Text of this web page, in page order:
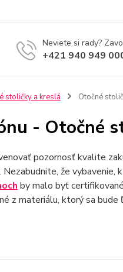
Neviete si rady?
+421 940 949
stoličky a kreslá Otočné
- Otočné
pozornosť kvalite
že
by malo byť
z materiálu, ktorý sa bude